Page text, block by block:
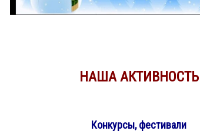
НАША АКТИВНОСТЬ
Конкурсы, фестивали